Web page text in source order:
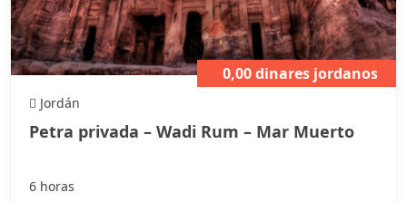
Jordán
Petra privada – Wadi Rum – Mar Muerto
0,00 dinares jordanos
6 horas